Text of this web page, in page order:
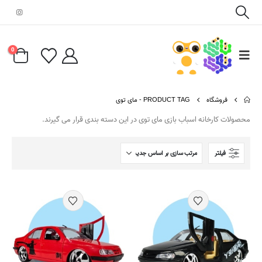
0
فروشگاه PRODUCT TAG - مای توی
محصولات کارخانه اسباب بازی مای توی در این دسته بندی قرار می گیرند.
فیلتر